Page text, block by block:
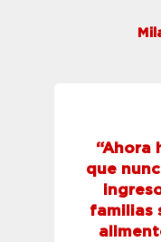
“Ahora
que
familias
las